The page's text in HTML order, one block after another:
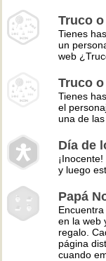
Truco
Tienes
un
web
Truco o
Tienes
el
una de
Día de
y luego
Papá
en la web
regalo.
página
cuando